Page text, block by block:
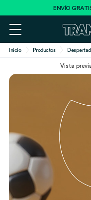
ENVÍO
Inicio Productos
Vista